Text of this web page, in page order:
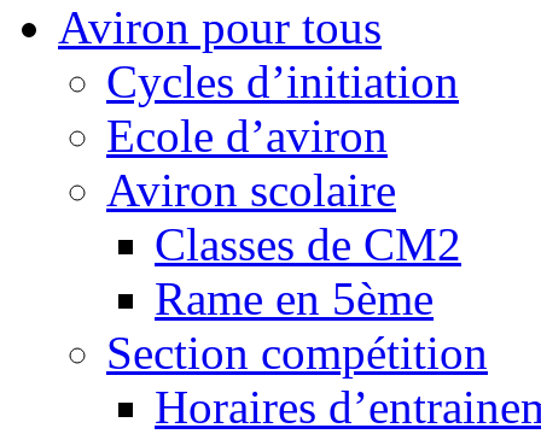
Aviron pour tous
Cycles d’initiation
Ecole d’aviron
Aviron scolaire
Classes de CM2
Rame en 5ème
Section compétition
Horaires